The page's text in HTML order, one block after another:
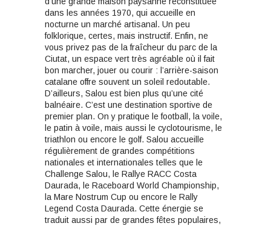
dans les années 1970, qui accueille en
nocturne un marché artisanal. Un peu
folklorique, certes, mais instructif. Enfin, ne
vous privez pas de la fraîcheur du parc de la
Ciutat, un espace vert très agréable où il fait
bon marcher, jouer ou courir : l’arrière-saison
catalane offre souvent un soleil redoutable.
D’ailleurs, Salou est bien plus qu’une cité
balnéaire. C’est une destination sportive de
premier plan. On y pratique le football, la voile,
le patin à voile, mais aussi le cyclotourisme, le
triathlon ou encore le golf. Salou accueille
régulièrement de grandes compétitions
nationales et internationales telles que le
Challenge Salou, le Rallye RACC Costa
Daurada, le Raceboard World Championship,
la Mare Nostrum Cup ou encore le Rally
Legend Costa Daurada. Cette énergie se
traduit aussi par de grandes fêtes populaires,